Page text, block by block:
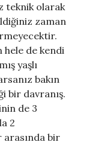
teknik olarak
zaman
hele de kendi
yaşlı
bakın
bir davranış.
de 3
2
arasında bir